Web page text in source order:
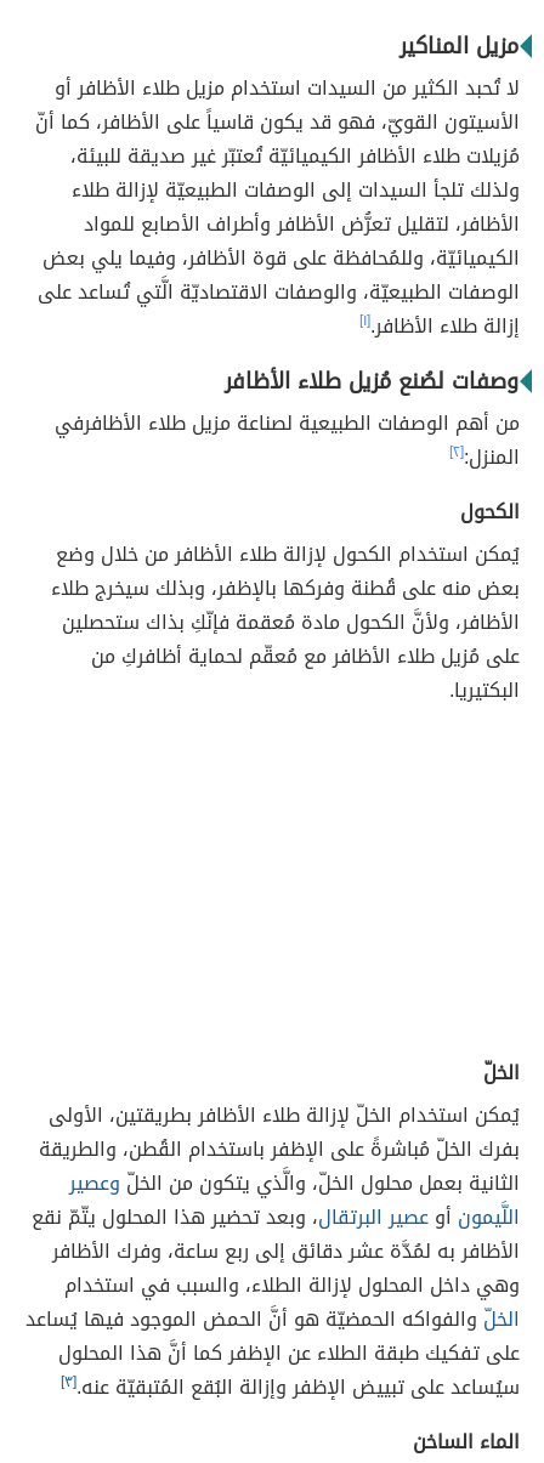
مزيل المناكير
لا تُحبد الكثير من السيدات استخدام مزيل طلاء الأظافر أو
الأسيتون القويّ، فهو قد يكون قاسياً على الأظافر، كما أنّ
مُزيلات طلاء الأظافر الكيميائيّة تُعتبّر غير صديقة للبيئة،
ولذلك تلجأ السيدات إلى الوصفات الطبيعيّة لإزالة طلاء
الأظافر، لتقليل تعرُّض الأظافر وأطراف الأصابع للمواد
الكيميائيّة، وللمُحافظة على قوة الأظافر، وفيما يلي بعض
الوصفات الطبيعيّة، والوصفات الاقتصاديّة الَّتي تُساعد على
إزالة طلاء الأظافر.[١]
وصفات لصُنع مُزيل طلاء الأظافر
من أهم الوصفات الطبيعية لصناعة مزيل طلاء الأظافرفي
المنزل:[٢]
الكحول
يُمكن استخدام الكحول لإزالة طلاء الأظافر من خلال وضع
بعض منه على قُطنة وفركها بالإظفر، وبذلك سيخرج طلاء
الأظافر، ولأنَّ الكحول مادة مُعقمة فإنّكِ بذاك ستحصلين
على مُزيل طلاء الأظافر مع مُعقّم لحماية أظافركِ من
البكتيريا.
الخلّ
يُمكن استخدام الخلّ لإزالة طلاء الأظافر بطريقتين، الأولى
بفرك الخلّ مُباشرةً على الإظفر باستخدام القُطن، والطريقة
الثانية بعمل محلول الخلّ، والَّذي يتكون من الخلّ وعصير
اللَّيمون أوعصير البرتقال، وبعد تحضير هذا المحلول يتّمّ نقع
الأظافر به لمُدَّة عشر دقائق إلى ربع ساعة، وفرك الأظافر
وهي داخل المحلول لإزالة الطلاء، والسبب في استخدام
الخلّ والفواكه الحمضيّة هو أنَّ الحمض الموجود فيها يُساعد
على تفكيك طبقة الطلاء عن الإظفر كما أنَّ هذا المحلول
سيُساعد على تبييض الإظفر وإزالة البُقع المُتبقيّة عنه.[٣]
الماء الساخن